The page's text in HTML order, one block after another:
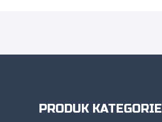
PRODUK KATEGORIE